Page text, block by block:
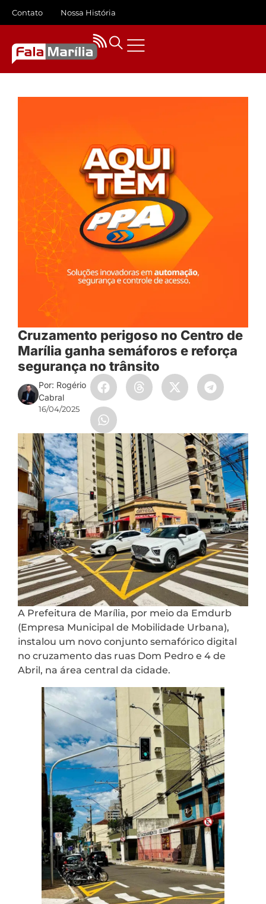
Contato Nossa História
Cruzamento perigoso no Centro de
Marília ganha semáforos e reforça
segurança no trânsito
Por: Rogério
Cabral
16/04/2025
A Prefeitura de Marília, por meio da Emdurb
(Empresa Municipal de Mobilidade Urbana),
instalou um novo conjunto semafórico digital
no cruzamento das ruas Dom Pedro e 4 de
Abril, na área central da cidade.